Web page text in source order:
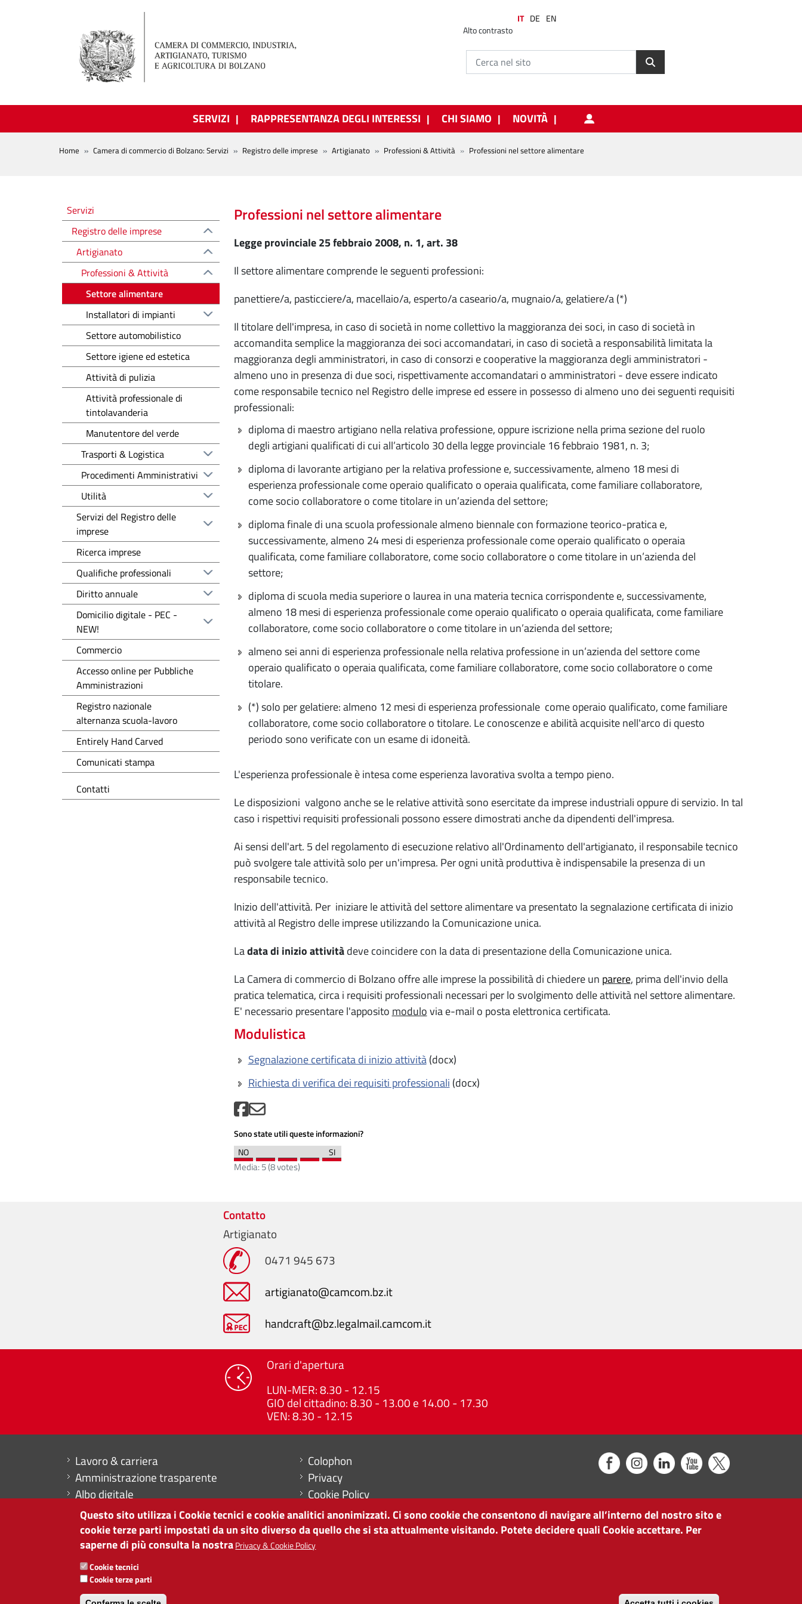
Alto contrasto
IT DE EN
SERVIZI RAPPRESENTANZA DEGLI INTERESSI CHI SIAMO NOVITÀ
BREADCRUMB
Home Camera di commercio di Bolzano: Servizi Registro delle imprese Artigianato Professioni & Attività Professioni nel settore alimentare
Professioni nel settore alimentare
Legge provinciale 25 febbraio 2008, n. 1, art. 38
Il settore alimentare comprende le seguenti professioni:
panettiere/a, pasticciere/a, macellaio/a, esperto/a caseario/a, mugnaio/a, gelatiere/a (*)
Il titolare dell'impresa, in caso di società in nome collettivo la maggioranza dei soci, in caso di società in
accomandita semplice la maggioranza dei soci accomandatari, in caso di società a responsabilità limitata la
maggioranza degli amministratori, in caso di consorzi e cooperative la maggioranza degli amministratori -
almeno uno in presenza di due soci, rispettivamente accomandatari o amministratori - deve essere indicato
come responsabile tecnico nel Registro delle imprese ed essere in possesso di almeno uno dei seguenti requisiti
professionali:
diploma di maestro artigiano nella relativa professione, oppure iscrizione nella prima sezione del ruolo
degli artigiani qualificati di cui all’articolo 30 della legge provinciale 16 febbraio 1981, n. 3;
diploma di lavorante artigiano per la relativa professione e, successivamente, almeno 18 mesi di
esperienza professionale come operaio qualificato o operaia qualificata, come familiare collaboratore,
come socio collaboratore o come titolare in un’azienda del settore;
diploma finale di una scuola professionale almeno biennale con formazione teorico-pratica e,
successivamente, almeno 24 mesi di esperienza professionale come operaio qualificato o operaia
qualificata, come familiare collaboratore, come socio collaboratore o come titolare in un’azienda del
settore;
diploma di scuola media superiore o laurea in una materia tecnica corrispondente e, successivamente,
almeno 18 mesi di esperienza professionale come operaio qualificato o operaia qualificata, come familiare
collaboratore, come socio collaboratore o come titolare in un’azienda del settore;
almeno sei anni di esperienza professionale nella relativa professione in un’azienda del settore come
operaio qualificato o operaia qualificata, come familiare collaboratore, come socio collaboratore o come
titolare.
(*) solo per gelatiere: almeno 12 mesi di esperienza professionale come operaio qualificato, come familiare
collaboratore, come socio collaboratore o titolare. Le conoscenze e abilità acquisite nell'arco di questo
periodo sono verificate con un esame di idoneità.
L'esperienza professionale è intesa come esperienza lavorativa svolta a tempo pieno.
Le disposizioni valgono anche se le relative attività sono esercitate da imprese industriali oppure di servizio. In tal
caso i rispettivi requisiti professionali possono essere dimostrati anche da dipendenti dell'impresa.
Ai sensi dell'art. 5 del regolamento di esecuzione relativo all'Ordinamento dell'artigianato, il responsabile tecnico
può svolgere tale attività solo per un'impresa. Per ogni unità produttiva è indispensabile la presenza di un
responsabile tecnico.
Inizio dell'attività. Per iniziare le attività del settore alimentare va presentato la segnalazione certificata di inizio
attività al Registro delle imprese utilizzando la Comunicazione unica.
Ladata di inizio attivitàdeve coincidere con la data di presentazione della Comunicazione unica.
La Camera di commercio di Bolzano offre alle imprese la possibilità di chiedere un parere, prima dell'invio della
pratica telematica, circa i requisiti professionali necessari per lo svolgimento delle attività nel settore alimentare.
E' necessario presentare l'apposito modulovia e-mail o posta elettronica certificata.
Modulistica
Segnalazione certificata di inizio attività(docx)
Richiesta di verifica dei requisiti professionali (docx)
Sono state utili queste informazioni?
Media:5(8votes)
Registro delle imprese
Servizi
Registro delle imprese
Artigianato
Professioni & Attività
Settore alimentare
Installatori di impianti
Settore automobilistico
Settore igiene ed estetica
Attività di pulizia
Attività professionale di
tintolavanderia
Manutentore del verde
Trasporti & Logistica
Procedimenti Amministrativi
Utilità
Servizi del Registro delle
imprese
Ricerca imprese
Qualifiche professionali
Diritto annuale
Domicilio digitale - PEC -
NEW!
Commercio
Accesso online per Pubbliche
Amministrazioni
Registro nazionale
alternanza scuola-lavoro
Entirely Hand Carved
Comunicati stampa
Contatti
Contatto
Artigianato
0471 945 673
artigianato@camcom.bz.it
handcraft@bz.legalmail.camcom.it
Orari d'apertura
LUN-MER: 8.30 - 12.15
GIO del cittadino: 8.30 - 13.00 e 14.00 - 17.30
VEN: 8.30 - 12.15
Mini menu di servizio
Lavoro & carriera
Amministrazione trasparente
Albo digitale
Dichiarazione di accessibilità
Contabilità
Menu footer
Colophon
Privacy
Cookie Policy
Mappa del sito
Impostazioni cookie
CAMERA DI COMMERCIO DI BOLZANO
via Alto Adige 60 | I-39100 Bolzano
tel. 0471 945 511 |
Questo sito utilizza i Cookie tecnici e cookie analitici anonimizzati. Ci sono cookie che consentono di navigare all’interno del nostro sito e
cookie terze parti impostati da un sito diverso da quello che si sta attualmente visitando. Potete decidere quali Cookie accettare. Per
saperne di più consulta la nostraPrivacy & Cookie Policy
Cookie tecnici
Cookie terze parti